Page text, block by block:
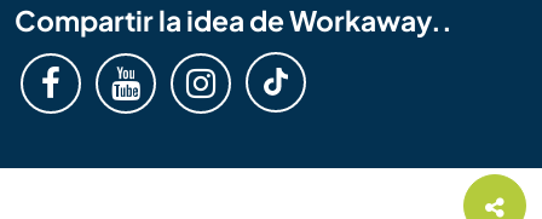
Compartir la idea de Workaway..